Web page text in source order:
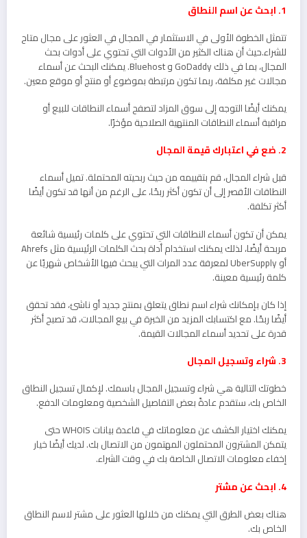
1. ابحث عن اسم النطاق
تتمثل الخطوة الأولى في الاستثمار في المجال في العثور على مجال متاح
للشراء.حيث أن هناك الكثير من الأدوات التي تحتوي على أدوات بحث
المجال، بما في ذلك GoDaddy و Bluehost. يمكنك البحث عن أسماء
مجالات غير مكلفة، ربما تكون مرتبطة بموضوع أو منتج أو موقع معين.
يمكنك أيضًا التوجه إلى سوق المزاد لتصفح أسماء النطاقات للبيع أو
مراقبة أسماء النطاقات المنتهية الصلاحية مؤخرًا.
2. ضع في اعتبارك قيمة المجال
قبل شراء المجال، قم بتقييمه من حيث ربحيته المحتملة. تميل أسماء
النطاقات الأقصر إلى أن تكون أكثر ربحًا، على الرغم من أنها قد تكون أيضًا
أكثر تكلفة.
يمكن أن تكون أسماء النطاقات التي تحتوي على كلمات رئيسية شائعة
مربحة أيضًا، لذلك يمكنك استخدام أداة بحث الكلمات الرئيسية مثل Ahrefs
أو UberSupply لمعرفة عدد المرات التي يبحث فيها الأشخاص شهريًا عن
كلمة رئيسية معينة.
إذا كان بإمكانك شراء اسم نطاق يتعلق بمنتج جديد أو ناشئ، فقد تحقق
أيضًا ربحًا. مع اكتسابك المزيد من الخبرة في بيع المجالات، قد تصبح أكثر
قدرة على تحديد أسماء المجالات القيمة.
3. شراء وتسجيل المجال
خطوتك التالية هي شراء وتسجيل المجال باسمك. لإكمال تسجيل النطاق
الخاص بك، ستقدم عادةً بعض التفاصيل الشخصية ومعلومات الدفع.
يمكنك اختيار الكشف عن معلوماتك في قاعدة بيانات WHOIS حتى
يتمكن المشترون المحتملون المهتمون من الاتصال بك. لديك أيضًا خيار
إخفاء معلومات الاتصال الخاصة بك في وقت الشراء.
4. ابحث عن مشتر
هناك بعض الطرق التي يمكنك من خلالها العثور على مشتر لاسم النطاق
الخاص بك.